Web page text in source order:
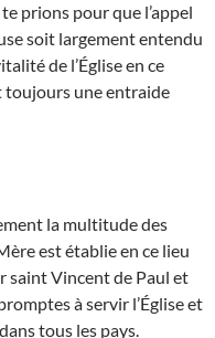
prions pour que l’appel
soit largement entendu
de l’Église en ce
toujours une entraide
la multitude des
est établie en ce lieu
saint Vincent de Paul et
à servir l’Église et
tous les pays.